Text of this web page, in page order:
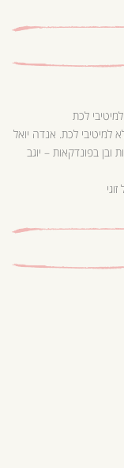
לכת
למיטיבי לכת. אנדה יואל
ובן בפונדקאות – יוגב